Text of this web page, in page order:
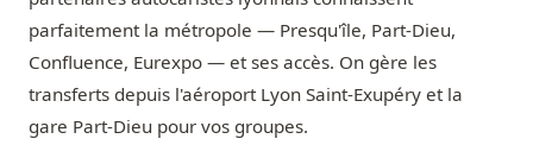
parfaitement la métropole — Presqu'île, Part-Dieu,
Confluence, Eurexpo — et ses accès. On gère les
transferts depuis l'aéroport Lyon Saint-Exupéry et la
gare Part-Dieu pour vos groupes.